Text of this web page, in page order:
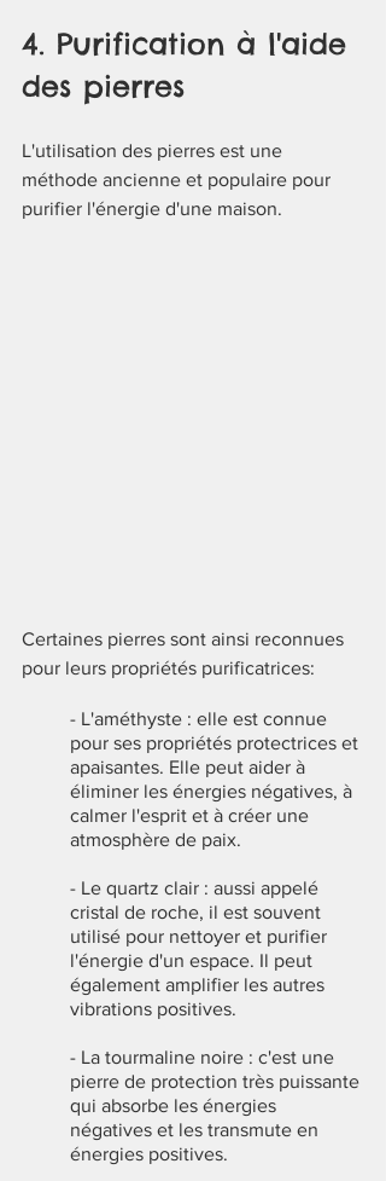
4. Purification à l'aide
des pierres
L'utilisation des pierres est une
méthode ancienne et populaire pour
purifier l'énergie d'une maison.
Certaines pierres sont ainsi reconnues
pour leurs propriétés purificatrices:
- L'améthyste : elle est connue
pour ses propriétés protectrices et
apaisantes. Elle peut aider à
éliminer les énergies négatives, à
calmer l'esprit et à créer une
atmosphère de paix.
- Le quartz clair : aussi appelé
cristal de roche, il est souvent
utilisé pour nettoyer et purifier
l'énergie d'un espace. Il peut
également amplifier les autres
vibrations positives.
- La tourmaline noire : c'est une
pierre de protection très puissante
qui absorbe les énergies
négatives et les transmute en
énergies positives.